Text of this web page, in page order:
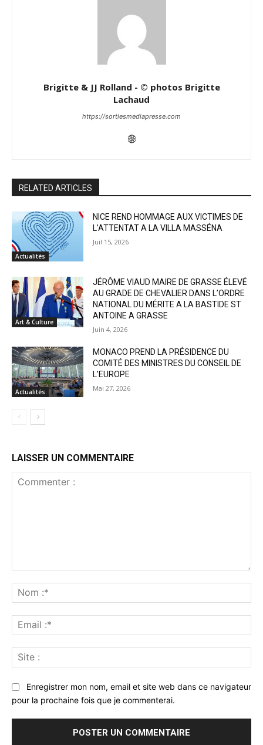
Brigitte & JJ Rolland - © photos Brigitte
Lachaud
https://sortiesmediapresse.com
RELATED ARTICLES
Actualités
NICE REND HOMMAGE AUX VICTIMES DE
L’ATTENTAT A LA VILLA MASSÉNA
Juil 15, 2026
Art & Culture
JÉRÔME VIAUD MAIRE DE GRASSE ÉLEVÉ
AU GRADE DE CHEVALIER DANS L’ORDRE
NATIONAL DU MÉRITE A LA BASTIDE ST
ANTOINE A GRASSE
Juin 4, 2026
Actualités
MONACO PREND LA PRÉSIDENCE DU
COMITÉ DES MINISTRES DU CONSEIL DE
L’EUROPE
Mai 27, 2026
LAISSER UN COMMENTAIRE
:*
:*
:
Enregistrer mon nom, email et site web dans ce navigateur
pour la prochaine fois que je commenterai.